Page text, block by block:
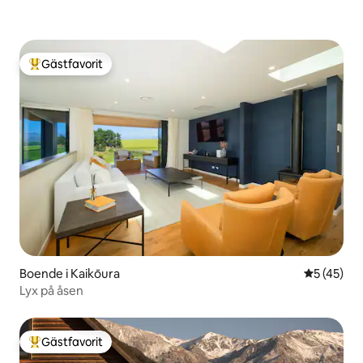
Populär gästfavorit
Gästfavorit
Boende i Kaikōura 5 av 5 i
5 (45)
Lyx på åsen
Populär gästfavorit
Gästfavorit